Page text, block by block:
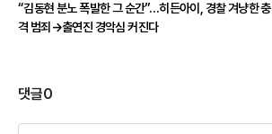
“김동현 분노 폭발한 그 순간”…히든아이, 경찰 겨냥한 충
격 범죄→출연진 경악심 커진다
댓글0